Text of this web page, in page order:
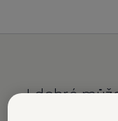
I dobré